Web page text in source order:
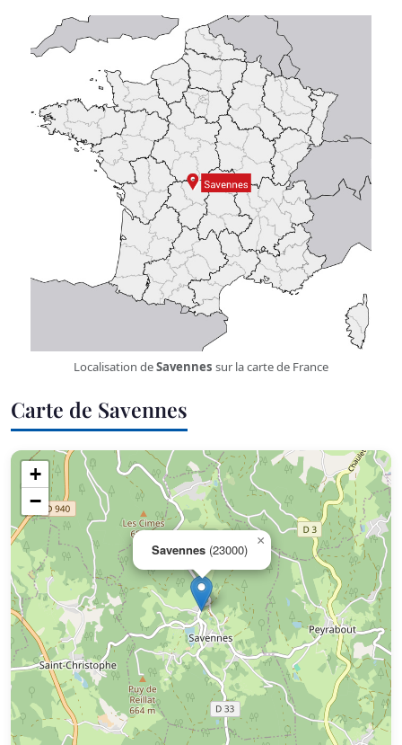
Localisation deSavennes sur la carte de France
Carte de Savennes
Savennes (23000)
×
+
−